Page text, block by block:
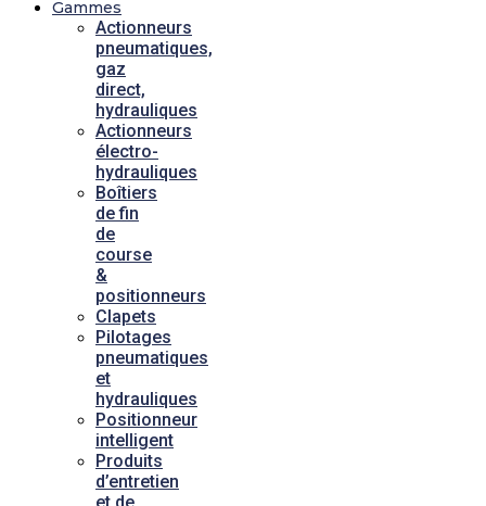
Gammes
Actionneurs
pneumatiques,
gaz
direct,
hydrauliques
Actionneurs
électro-
hydrauliques
Boîtiers
de fin
de
course
&
positionneurs
Clapets
Pilotages
pneumatiques
et
hydrauliques
Positionneur
intelligent
Produits
d’entretien